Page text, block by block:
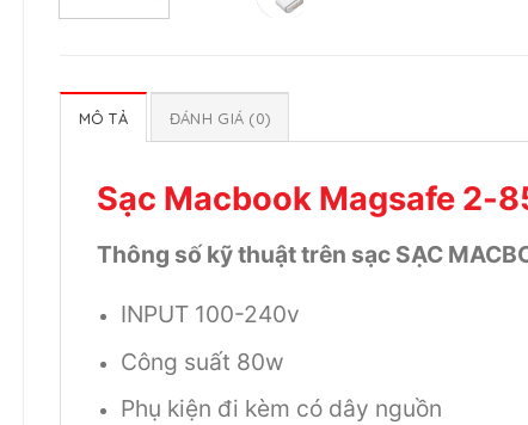
MÔ TẢ ĐÁNH GIÁ (0)
Sạc Macbook Magsafe 2-
Thông số kỹ thuật trên sạc SẠC
INPUT 100-240v
Công suất 80w
Phụ kiện đi kèm có dây nguồn